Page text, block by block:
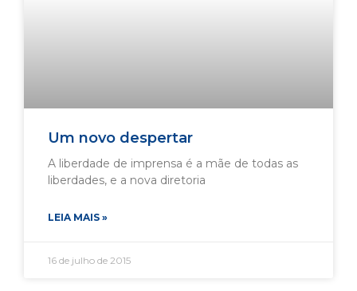
Um novo despertar
A liberdade de imprensa é a mãe de todas as
liberdades, e a nova diretoria
LEIA MAIS »
16 de julho de 2015